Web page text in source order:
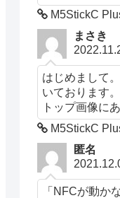
M5StickC
まさき
はじめまして
いております
トップ画像に
M5StickC
匿名
「NFCが動か